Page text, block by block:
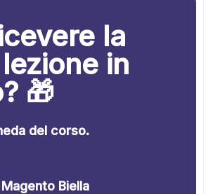
la
in
🎁
del corso.
Biella